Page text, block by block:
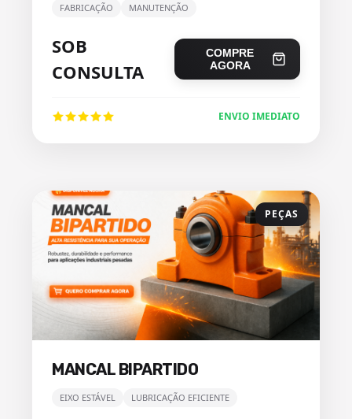
FABRICAÇÃO MANUTENÇÃO
SOB
CONSULTA
COMPRE
AGORA
ENVIO IMEDIATO
PEÇAS
MANCAL BIPARTIDO
EIXO ESTÁVEL LUBRICAÇÃO EFICIENTE